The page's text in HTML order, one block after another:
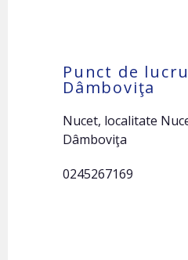
Punct de
Dâmboviţa
Nucet, localitate
Dâmboviţa
0245267169